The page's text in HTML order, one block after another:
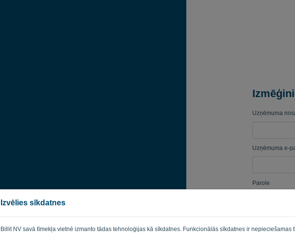
Izvēlies sīkdatnes
Billit NV savā tīmekļa vietnē izmanto tādas tehnoloģijas kā sīkdatnes. Funkcionālās sīkdatnes ir nepieciešamas
Uzņēmuma
Uzņēmuma e-
Parole
Valsts